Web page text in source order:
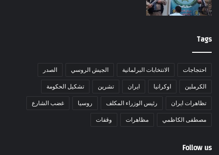
Tags
احتجاجات الانتخابات البرلمانية الجيش الروسي الصدر
الكرملين اوكرانيا ايران تشرين تشكيل الحكومة
تظاهرات ايران رئيس الوزراء المكلف روسيا غضب الشارع
مصطفى الكاظمي مظاهرات وقفات
Follow us